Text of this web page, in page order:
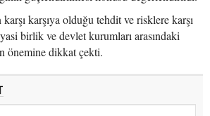
karşıya olduğu tehdit ve risklere karşı
birlik ve devlet kurumları arasındaki
önemine dikkat çekti.